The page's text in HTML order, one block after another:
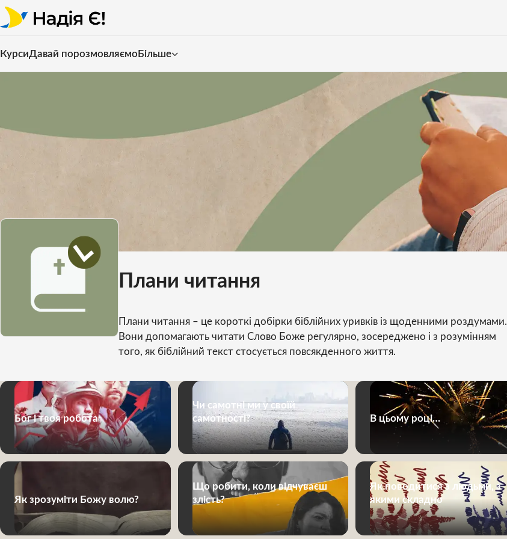
КурсиДавай порозмовляємо Більше
Плани читання
Плани читання – це короткі добірки біблійних уривків із щоденними роздумами.
Вони допомагають читати Слово Боже регулярно, зосереджено і з розумінням
того, як біблійний текст стосується повсякденного життя.
Бог і твоя робота
Чи самотні ми у своїй
самотності?
В цьому році…
Як зрозуміти Божу волю?
Що робити, коли відчуваєш
злість?
Як поводитися з людьми, з
якими складно